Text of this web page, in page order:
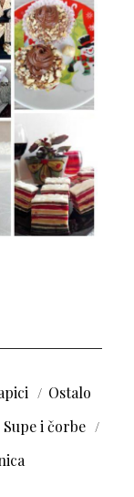
Ostalo
Supe i čorbe